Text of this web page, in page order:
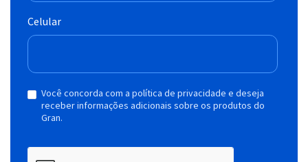
Celular
Você concorda com a política de privacidade e deseja
receber informações adicionais sobre os produtos do
Gran.